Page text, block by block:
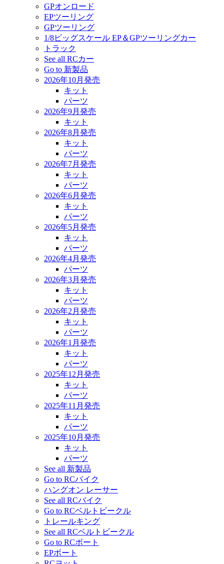
GPオンロード
EPツーリング
GPツーリング
1/8ビッグスケール EP＆GPツーリングカー
トラック
See all RCカー
Go to 新製品
2026年10月発売
キット
パーツ
2026年9月発売
キット
2026年8月発売
キット
パーツ
2026年7月発売
キット
パーツ
2026年6月発売
キット
パーツ
2026年5月発売
キット
パーツ
2026年4月発売
パーツ
2026年3月発売
キット
パーツ
2026年2月発売
キット
パーツ
2026年1月発売
キット
パーツ
2025年12月発売
キット
パーツ
2025年11月発売
キット
パーツ
2025年10月発売
キット
パーツ
See all 新製品
Go to RCバイク
ハングオン レーサー
See all RCバイク
Go to RCベルトビークル
トレールキング
See all RCベルトビークル
Go to RCボート
EPボート